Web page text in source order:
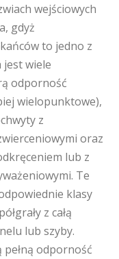
wejściowych
gdyż
to jedno z
jest wiele
odporność
wielopunktowe),
z
oraz
lub z
Te
klasy
z całą
lub szyby.
pełną odporność